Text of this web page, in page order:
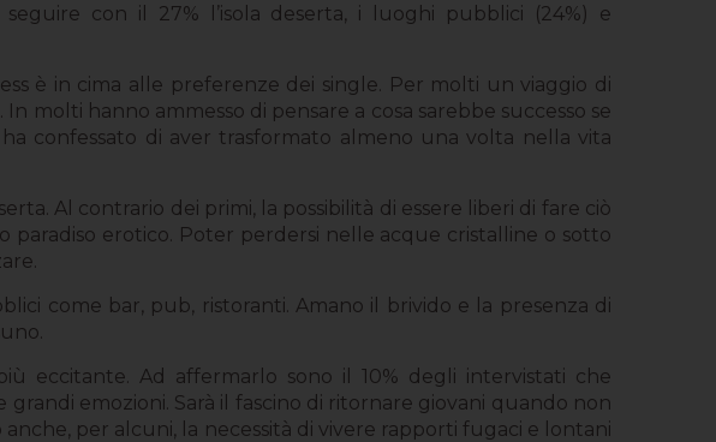
con il 27% l’isola deserta, i luoghi pubblici (24%) e
è in cima alle preferenze dei single. Per molti un viaggio di
molti hanno ammesso di pensare a cosa sarebbe successo se
confessato di aver trasformato almeno una volta nella vita
Al contrario dei primi, la possibilità di essere liberi di fare ciò
erotico. Poter perdersi nelle acque cristalline o sotto
come bar, pub, ristoranti. Amano il brivido e la presenza di
eccitante. Ad affermarlo sono il 10% degli intervistati che
emozioni. Sarà il fascino di ritornare giovani quando non
per alcuni, la necessità di vivere rapporti fugaci e lontani